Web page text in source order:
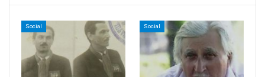
Social Social